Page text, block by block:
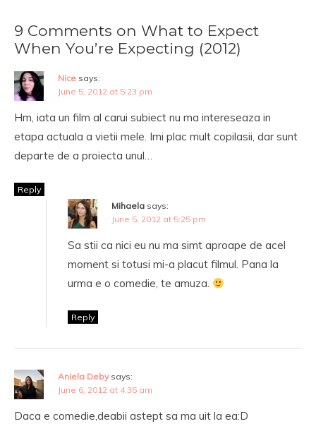
9 Comments on What to Expect
When You’re Expecting (2012)
Nice says:
June 5, 2012 at 5:23 pm
Hm, iata un film al carui subiect nu ma intereseaza in
etapa actuala a vietii mele. Imi plac mult copilasii, dar sunt
departe de a proiecta unul…
Reply
Mihaela says:
June 5, 2012 at 5:25 pm
Sa stii ca nici eu nu ma simt aproape de acel
moment si totusi mi-a placut filmul. Pana la
urma e o comedie, te amuza.
Reply
Aniela Deby says:
June 6, 2012 at 4:35 am
Daca e comedie,deabii astept sa ma uit la ea:D